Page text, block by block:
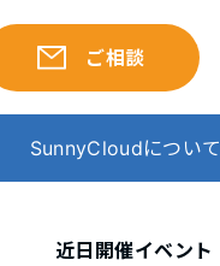
ご相談
SunnyCloudについて
近日開催イベント